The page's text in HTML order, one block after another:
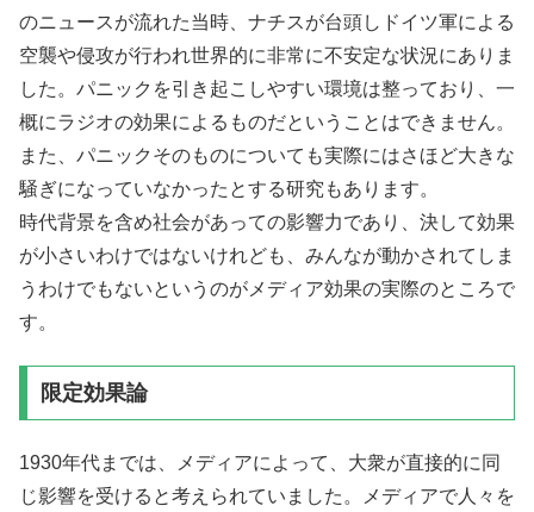
のニュースが流れた当時、ナチスが台頭しドイツ軍による
空襲や侵攻が行われ世界的に非常に不安定な状況にありま
した。パニックを引き起こしやすい環境は整っており、一
概にラジオの効果によるものだということはできません。
また、パニックそのものについても実際にはさほど大きな
騒ぎになっていなかったとする研究もあります。
時代背景を含め社会があっての影響力であり、決して効果
が小さいわけではないけれども、みんなが動かされてしま
うわけでもないというのがメディア効果の実際のところで
す。
限定効果論
1930年代までは、メディアによって、大衆が直接的に同
じ影響を受けると考えられていました。メディアで人々を